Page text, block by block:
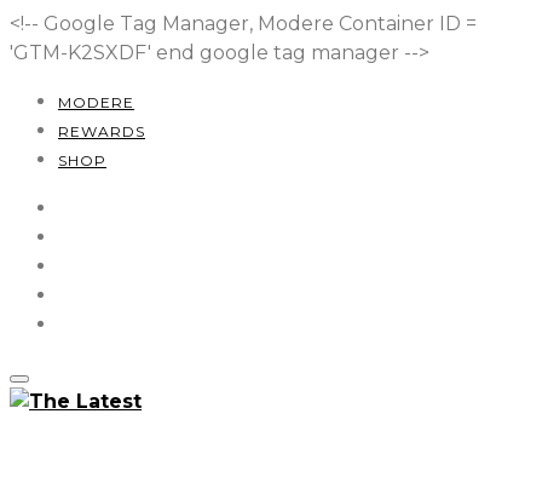
<!-- Google Tag Manager, Modere Container ID =
'GTM-K2SXDF' end google tag manager -->
MODERE
REWARDS
SHOP